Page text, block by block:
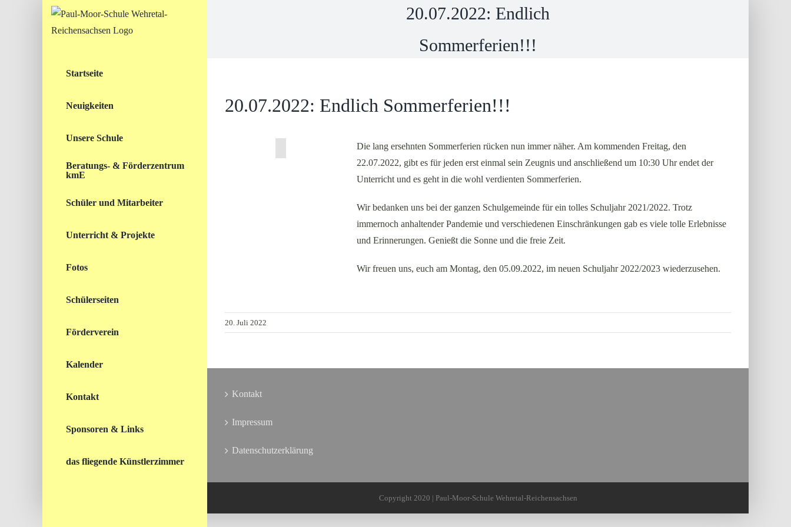
Startseite
Neuigkeiten
Unsere Schule
Beratungs- & Förderzentrum
kmE
Schüler und Mitarbeiter
Unterricht & Projekte
Fotos
Schülerseiten
Förderverein
Kalender
Kontakt
Sponsoren & Links
das fliegende Künstlerzimmer
20.07.2022: Endlich
Sommerferien!!!
20.07.2022: Endlich Sommerferien!!!
Die lang ersehnten Sommerferien rücken nun immer näher. Am kommenden Freitag, den
22.07.2022, gibt es für jeden erst einmal sein Zeugnis und anschließend um 10:30 Uhr endet der
Unterricht und es geht in die wohl verdienten Sommerferien.
Wir bedanken uns bei der ganzen Schulgemeinde für ein tolles Schuljahr 2021/2022. Trotz
immernoch anhaltender Pandemie und verschiedenen Einschränkungen gab es viele tolle Erlebnisse
und Erinnerungen. Genießt die Sonne und die freie Zeit.
Wir freuen uns, euch am Montag, den 05.09.2022, im neuen Schuljahr 2022/2023 wiederzusehen.
20. Juli 2022
Kontakt
Impressum
Datenschutzerklärung
Copyright 2020 | Paul-Moor-Schule Wehretal-Reichensachsen